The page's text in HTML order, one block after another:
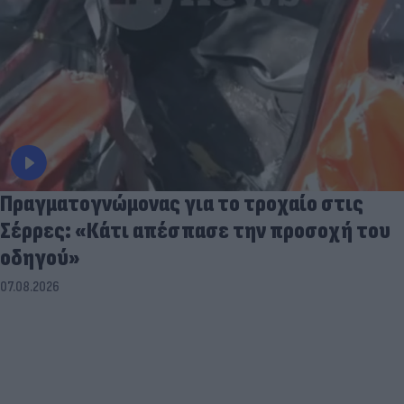
Πραγματογνώμονας για το τροχαίο στις
Σέρρες: «Κάτι απέσπασε την προσοχή του
οδηγού»
07.08.2026